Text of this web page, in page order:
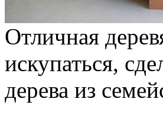
Отличная
искупаться,
дерева из